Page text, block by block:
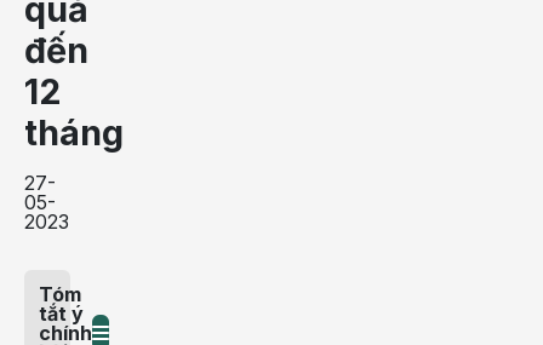
quả
đến
12
tháng
27-
05-
2023
Tóm
tắt ý
chính